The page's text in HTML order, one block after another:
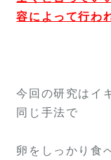
容によって行わ
今回の研究はイ
同じ手法で
卵をしっかり食